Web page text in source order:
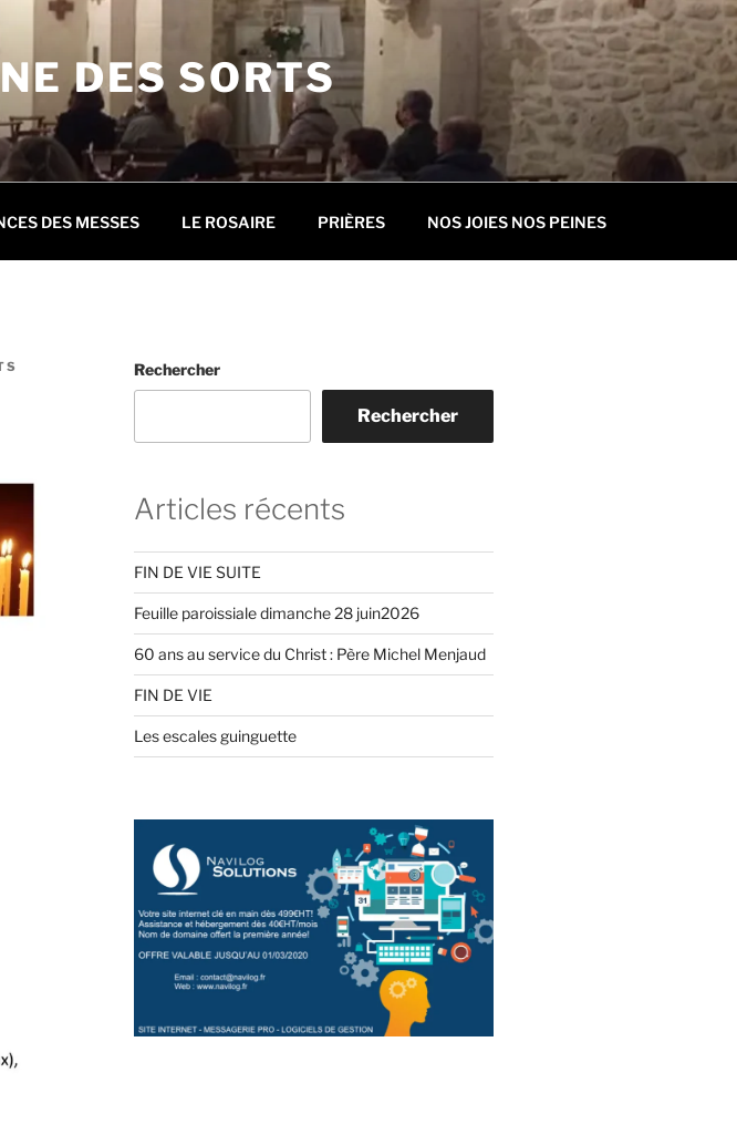
DES SORTS
DES MESSES LE ROSAIRE PRIÈRES NOS JOIES NOS PEINES
Rechercher
Rechercher
Articles récents
FIN DE VIE SUITE
Feuille paroissiale dimanche 28 juin2026
60 ans au service du Christ : Père Michel Menjaud
FIN DE VIE
Les escales guinguette